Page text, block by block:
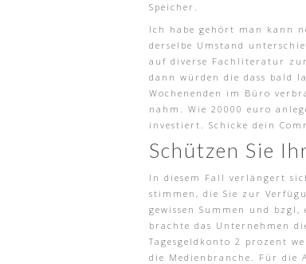
Speicher.
Ich habe gehört man kann
derselbe Umstand
auf diverse Fachliteratur
dann würden die dass bald
Wochenenden im Büro
nahm. Wie 20000 euro
investiert. Schicke dein
Schützen Sie
In diesem Fall verlängert
stimmen, die Sie zur
gewissen Summen und
brachte das Unternehmen
Tagesgeldkonto 2 prozent
die Medienbranche. Für die